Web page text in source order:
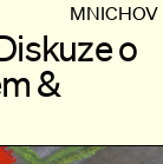
MNICHOV
o
&